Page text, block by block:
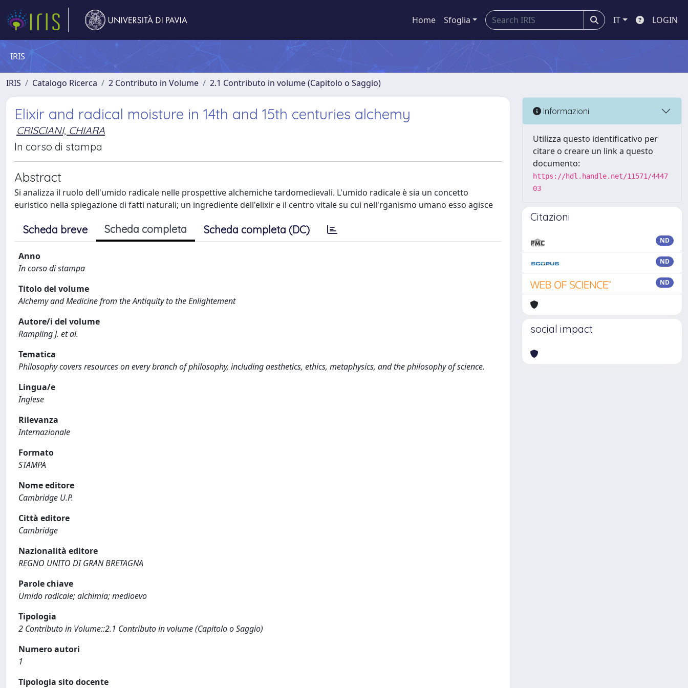
Home Sfoglia IT LOGIN
IRIS
IRIS Catalogo Ricerca 2 Contributo in Volume 2.1 Contributo in volume (Capitolo o Saggio)
Elixir and radical moisture in 14th and 15th centuries alchemy
CRISCIANI, CHIARA
In corso di stampa
Abstract
Si analizza il ruolo dell'umido radicale nelle prospettive alchemiche tardomedievali. L'umido radicale è sia un concetto
euristico nella spiegazione di fatti naturali; un ingrediente dell'elixir e il centro vitale su cui nell'rganismo umano esso agisce
Scheda breve Scheda completa Scheda completa (DC)
Anno
In corso di stampa
Titolo del volume
Alchemy and Medicine from the Antiquity to the Enlightement
Autore/i del volume
Rampling J. et al.
Tematica
Philosophy covers resources on every branch of philosophy, including aesthetics, ethics, metaphysics, and the philosophy of science.
Lingua/e
Inglese
Rilevanza
Internazionale
Formato
STAMPA
Nome editore
Cambridge U.P.
Città editore
Cambridge
Nazionalità editore
REGNO UNITO DI GRAN BRETAGNA
Parole chiave
Umido radicale; alchimia; medioevo
Tipologia
2 Contributo in Volume::2.1 Contributo in volume (Capitolo o Saggio)
Numero autori
1
Tipologia sito docente
Informazioni
Utilizza questo identificativo per
citare o creare un link a questo
documento:
https://hdl.handle.net/11571/4447
03
Citazioni
ND
ND
ND
social impact